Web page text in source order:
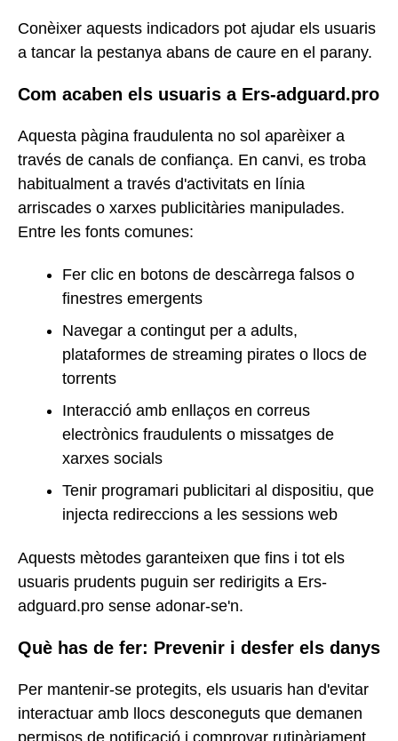
Conèixer aquests indicadors pot ajudar els usuaris
a tancar la pestanya abans de caure en el parany.
Com acaben els usuaris a Ers-adguard.pro
Aquesta pàgina fraudulenta no sol aparèixer a
través de canals de confiança. En canvi, es troba
habitualment a través d'activitats en línia
arriscades o xarxes publicitàries manipulades.
Entre les fonts comunes:
Fer clic en botons de descàrrega falsos o
finestres emergents
Navegar a contingut per a adults,
plataformes de streaming pirates o llocs de
torrents
Interacció amb enllaços en correus
electrònics fraudulents o missatges de
xarxes socials
Tenir programari publicitari al dispositiu, que
injecta redireccions a les sessions web
Aquests mètodes garanteixen que fins i tot els
usuaris prudents puguin ser redirigits a Ers-
adguard.pro sense adonar-se'n.
Què has de fer: Prevenir i desfer els danys
Per mantenir-se protegits, els usuaris han d'evitar
interactuar amb llocs desconeguts que demanen